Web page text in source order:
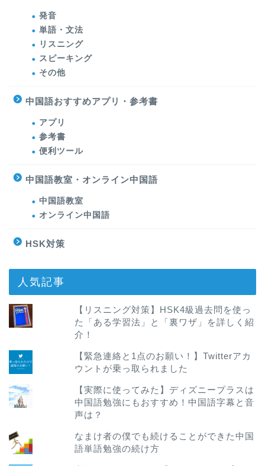
発音
単語・文法
リスニング
スピーキング
その他
中国語おすすめアプリ・参考書
アプリ
参考書
便利ツール
中国語教室・オンライン中国語
中国語教室
オンライン中国語
HSK対策
人気記事
【リスニング対策】HSK4級過去問を使っ
た「ある学習法」と「裏ワザ」を詳しく紹
介！
【緊急連絡と1点のお願い！】Twitterアカ
ウントが乗っ取られました
【実際に使ってみた】ディズニープラスは
中国語勉強にもおすすめ！中国語字幕と音
声は？
なまけ者の僕でも続けることができた中国
語単語勉強の続け方